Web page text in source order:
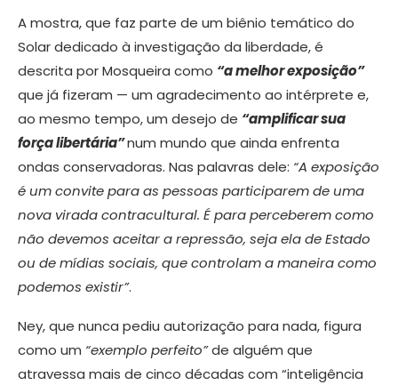
A mostra, que faz parte de um biênio temático do
Solar dedicado à investigação da liberdade, é
descrita por Mosqueira como “a melhor exposição”
que já fizeram — um agradecimento ao intérprete e,
ao mesmo tempo, um desejo de “amplificar sua
força libertária”num mundo que ainda enfrenta
ondas conservadoras. Nas palavras dele: “A exposição
é um convite para as pessoas participarem de uma
nova virada contracultural. É para perceberem como
não devemos aceitar a repressão, seja ela de Estado
ou de mídias sociais, que controlam a maneira como
podemos existir”.
Ney, que nunca pediu autorização para nada, figura
como um “exemplo perfeito”de alguém que
atravessa mais de cinco décadas com “inteligência